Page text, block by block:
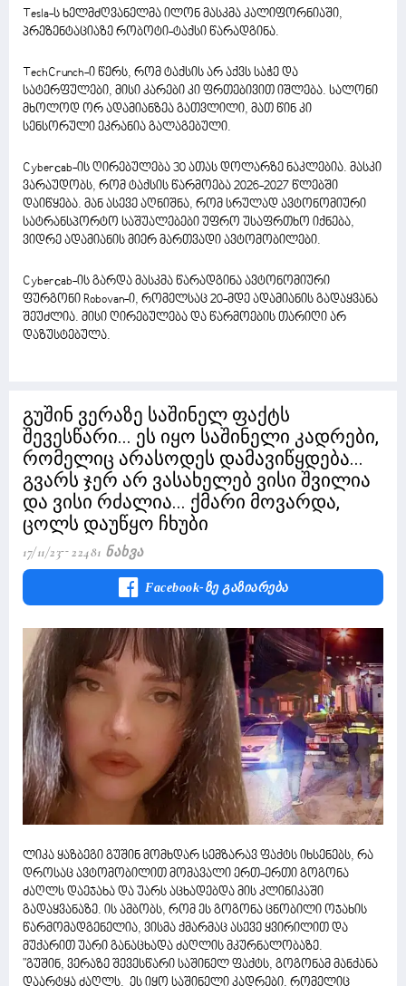
Tesla-ს ხელმძღვანელმა ილონ მასკმა კალიფორნიაში,
პრეზენტაციაზე რობოტი-ტაქსი წარადგინა.
TechCrunch-ი წერს, რომ ტაქსის არ აქვს საჭე და
სატერფულები, მისი კარები კი ფრთებივით იშლება. სალონი
მხოლოდ ორ ადამიანზეა გათვლილი, მათ წინ კი
სენსორული ეკრანია გალაგებული.
Cyberсab-ის ღირებულება 30 ათას დოლარზე ნაკლებია. მასკი
ვარაუდობს, რომ ტაქსის წარმოება 2026-2027 წლებში
დაიწყება. მან ასევე აღნიშნა, რომ სრულად ავტონომიური
სატრანსპორტო საშუალებები უფრო უსაფრთხო იქნება,
ვიდრე ადამიანის მიერ მართვადი ავტომობილები.
Cyberсab-ის გარდა მასკმა წარადგინა ავტონომიური
ფურგონი Robovan-ი, რომელსაც 20-მდე ადამიანის გადაყვანა
შეუძლია. მისი ღირებულება და წარმოების თარიღი არ
დაზუსტებულა.
გუშინ ვერაზე საშინელ ფაქტს
შევესწარი... ეს იყო საშინელი კადრები,
რომელიც არასოდეს დამავიწყდება...
გვარს ჯერ არ ვასახელებ ვისი შვილია
და ვისი რძალია... ქმარი მოვარდა,
ცოლს დაუწყო ჩხუბი
17/11/23 22481 Ნახვა
Facebook-Ზე Გაზიარება
ლიკა ყაზბეგი გუშინ მომხდარ სემზარავ ფაქტს იხსენებს, რა
დროსაც ავტომობილით მომავალი ერთ-ერთი გოგონა
ძაღლს დაეჯახა და უარს აცხადებდა მის კლინიკაში
გადაყვანაზე. ის ამბობს, რომ ეს გოგონა ცნობილი ოჯახის
წარმომადგენელია, ვისმა ქმარმაც ასევე ყვირილით და
მუქარით უარი განაცხადა ძაღლის მკურნალობაზე.
"გუშინ, ვერაზე შევესწარი საშინელ ფაქტს, გოგონამ მანქანა
დაარტყა ძაღლს. ეს იყო საშინელი კადრები, რომელიც